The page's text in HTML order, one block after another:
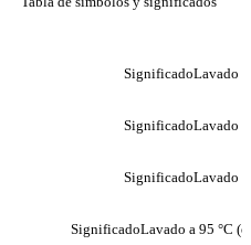
SignificadoLavado
SignificadoLavado
SignificadoLavado
SignificadoLavado a 95 °C